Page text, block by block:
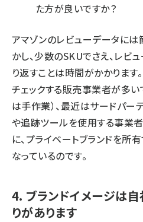
た方が良いですか？
アマゾンのレビューデータには
かし、少数のSKUでさえ、レビ
り返すことは時間がかかります
チェックする販売事業者が多い
は手作業）、最近はサードパー
や追跡ツールを使用する事業者
に、プライベートブランドを所
なっているのです。
4. ブランドイメージは
りがあります